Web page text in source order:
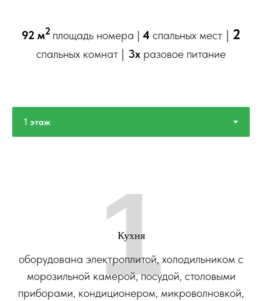
92 м2 площадь номера | 4 спальных мест | 2
спальных комнат | 3х разовое питание
Кухня
оборудована электроплитой, холодильником с
морозильной камерой, посудой, столовыми
приборами, кондиционером, микроволновкой,
1